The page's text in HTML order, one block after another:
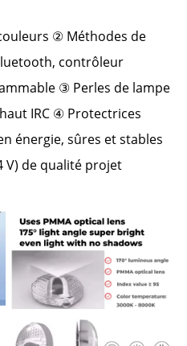
② Méthodes de
contrôleur
③ Perles de lampe
IRC ④ Protectrices
énergie, sûres et stables
V) de qualité projet